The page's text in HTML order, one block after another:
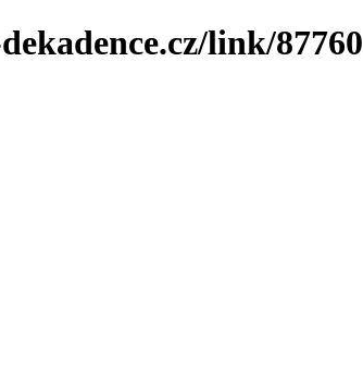
link/87760